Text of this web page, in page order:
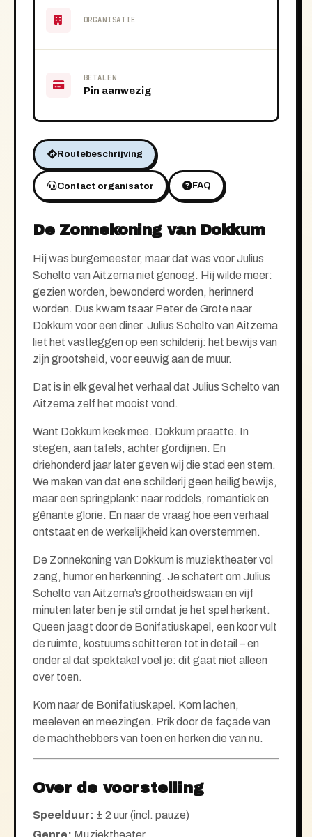
ORGANISATIE
BETALEN
Pin aanwezig
Routebeschrijving
Contact organisator FAQ
De Zonnekoning van Dokkum
Hij was burgemeester, maar dat was voor Julius
Schelto van Aitzema niet genoeg. Hij wilde meer:
gezien worden, bewonderd worden, herinnerd
worden. Dus kwam tsaar Peter de Grote naar
Dokkum voor een diner. Julius Schelto van Aitzema
liet het vastleggen op een schilderij: het bewijs van
zijn grootsheid, voor eeuwig aan de muur.
Dat is in elk geval het verhaal dat Julius Schelto van
Aitzema zelf het mooist vond.
Want Dokkum keek mee. Dokkum praatte. In
stegen, aan tafels, achter gordijnen. En
driehonderd jaar later geven wij die stad een stem.
We maken van dat ene schilderij geen heilig bewijs,
maar een springplank: naar roddels, romantiek en
gênante glorie. En naar de vraag hoe een verhaal
ontstaat en de werkelijkheid kan overstemmen.
De Zonnekoning van Dokkum is muziektheater vol
zang, humor en herkenning. Je schatert om Julius
Schelto van Aitzema’s grootheidswaan en vijf
minuten later ben je stil omdat je het spel herkent.
Queen jaagt door de Bonifatiuskapel, een koor vult
de ruimte, kostuums schitteren tot in detail – en
onder al dat spektakel voel je: dit gaat niet alleen
over toen.
Kom naar de Bonifatiuskapel. Kom lachen,
meeleven en meezingen. Prik door de façade van
de machthebbers van toen en herken die van nu.
Over de voorstelling
Speelduur: ± 2 uur (incl. pauze)
Genre: Muziektheater